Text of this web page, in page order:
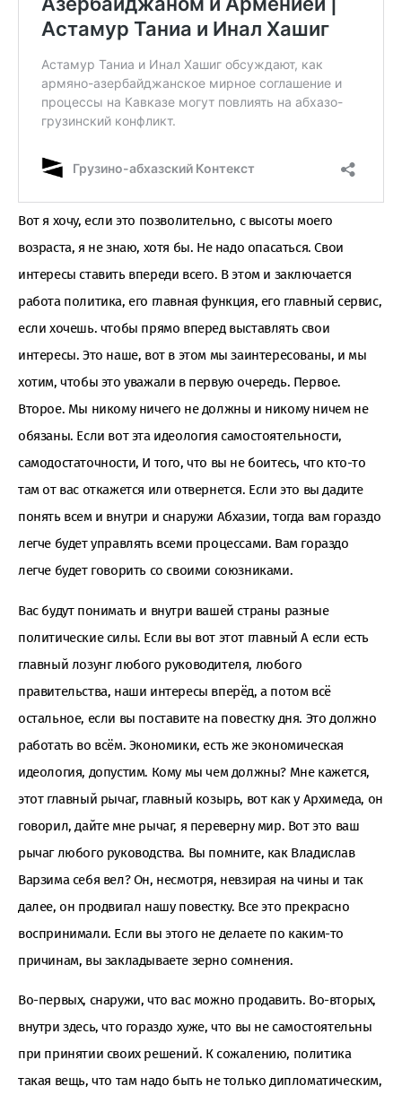
Вот я хочу, если это позволительно, с высоты моего
возраста, я не знаю, хотя бы. Не надо опасаться. Свои
интересы ставить впереди всего. В этом и заключается
работа политика, его главная функция, его главный сервис,
если хочешь. чтобы прямо вперед выставлять свои
интересы. Это наше, вот в этом мы заинтересованы, и мы
хотим, чтобы это уважали в первую очередь. Первое.
Второе. Мы никому ничего не должны и никому ничем не
обязаны. Если вот эта идеология самостоятельности,
самодостаточности, И того, что вы не боитесь, что кто-то
там от вас откажется или отвернется. Если это вы дадите
понять всем и внутри и снаружи Абхазии, тогда вам гораздо
легче будет управлять всеми процессами. Вам гораздо
легче будет говорить со своими союзниками.
Вас будут понимать и внутри вашей страны разные
политические силы. Если вы вот этот главный А если есть
главный лозунг любого руководителя, любого
правительства, наши интересы вперёд, а потом всё
остальное, если вы поставите на повестку дня. Это должно
работать во всём. Экономики, есть же экономическая
идеология, допустим. Кому мы чем должны? Мне кажется,
этот главный рычаг, главный козырь, вот как у Архимеда, он
говорил, дайте мне рычаг, я переверну мир. Вот это ваш
рычаг любого руководства. Вы помните, как Владислав
Варзима себя вел? Он, несмотря, невзирая на чины и так
далее, он продвигал нашу повестку. Все это прекрасно
воспринимали. Если вы этого не делаете по каким-то
причинам, вы закладываете зерно сомнения.
Во-первых, снаружи, что вас можно продавить. Во-вторых,
внутри здесь, что гораздо хуже, что вы не самостоятельны
при принятии своих решений. К сожалению, политика
такая вещь, что там надо быть не только дипломатическим,